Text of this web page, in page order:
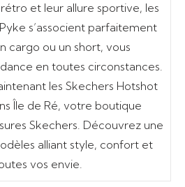
et leur allure sportive, les
s’associent parfaitement
cargo ou un short, vous
en toutes circonstances.
les Skechers Hotshot
Île de Ré, votre boutique
Skechers. Découvrez une
alliant style, confort et
vos envie.